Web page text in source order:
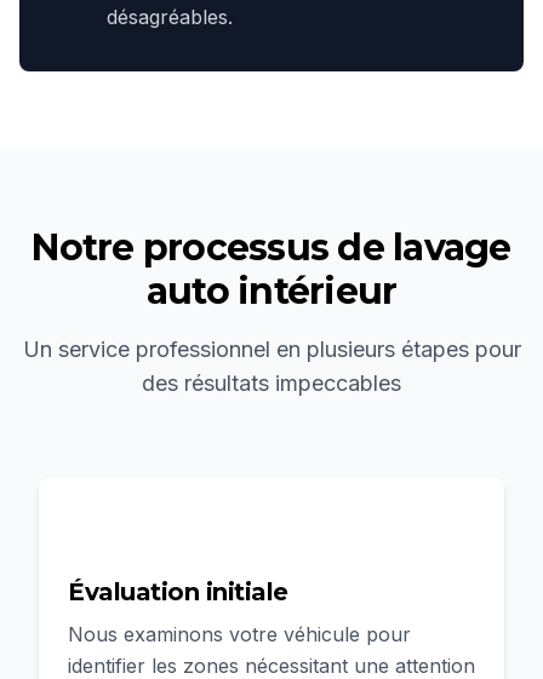
désagréables.
Notre processus de lavage
auto intérieur
Un service professionnel en plusieurs étapes pour
des résultats impeccables
Évaluation initiale
Nous examinons votre véhicule pour
identifier les zones nécessitant une attention